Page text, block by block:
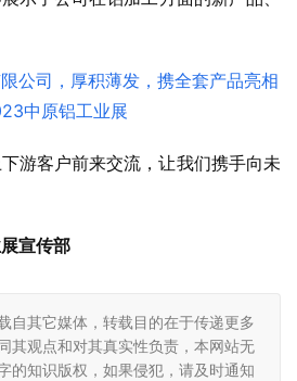
游客户前来交流，让我们携手向未
宣传部
自其它媒体，转载目的在于传递更多
其观点和对其真实性负责，本网站无
的知识版权，如果侵犯，请及时通知